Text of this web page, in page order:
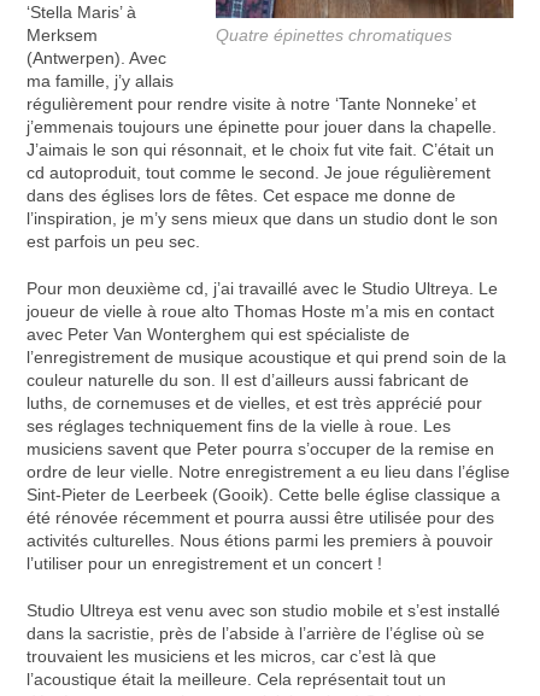
Quatre épinettes chromatiques
‘Stella Maris’ à
Merksem
(Antwerpen). Avec
ma famille, j’y allais
régulièrement pour rendre visite à notre ‘Tante Nonneke’ et
j’emmenais toujours une épinette pour jouer dans la chapelle.
J’aimais le son qui résonnait, et le choix fut vite fait. C’était un
cd autoproduit, tout comme le second. Je joue régulièrement
dans des églises lors de fêtes. Cet espace me donne de
l’inspiration, je m’y sens mieux que dans un studio dont le son
est parfois un peu sec.
Pour mon deuxième cd, j’ai travaillé avec le Studio Ultreya. Le
joueur de vielle à roue alto Thomas Hoste m’a mis en contact
avec Peter Van Wonterghem qui est spécialiste de
l’enregistrement de musique acoustique et qui prend soin de la
couleur naturelle du son. Il est d’ailleurs aussi fabricant de
luths, de cornemuses et de vielles, et est très apprécié pour
ses réglages techniquement fins de la vielle à roue. Les
musiciens savent que Peter pourra s’occuper de la remise en
ordre de leur vielle. Notre enregistrement a eu lieu dans l’église
Sint-Pieter de Leerbeek (Gooik). Cette belle église classique a
été rénovée récemment et pourra aussi être utilisée pour des
activités culturelles. Nous étions parmi les premiers à pouvoir
l’utiliser pour un enregistrement et un concert !
Studio Ultreya est venu avec son studio mobile et s’est installé
dans la sacristie, près de l’abside à l’arrière de l’église où se
trouvaient les musiciens et les micros, car c’est là que
l’acoustique était la meilleure. Cela représentait tout un